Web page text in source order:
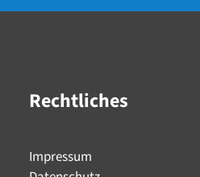
Rechtliches
Impressum